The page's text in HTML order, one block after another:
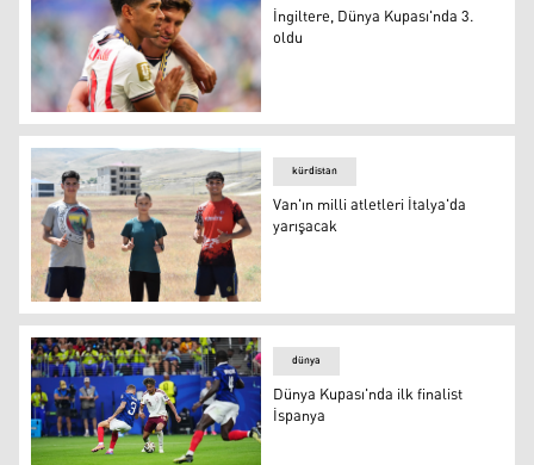
İngiltere, Dünya Kupası'nda 3.
oldu
Ayten Yobaş, Abdulsamet Duman, Emre Çınarağaç
kürdistan
Van'ın milli atletleri İtalya'da
yarışacak
dünya
Dünya Kupası'nda ilk finalist
İspanya